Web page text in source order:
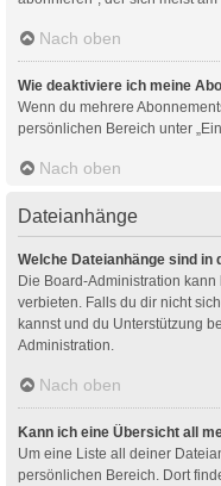
Nach oben
Wie deaktiviere ich meine
Wenn du mehrere
persönlichen Bereich unter
Nach oben
Dateianhänge
Welche Dateianhänge sind in
Die Board-Administration
verbieten. Falls du dir nicht
kannst und du Unterstützung
Administration.
Nach oben
Kann ich eine Übersicht all
Um eine Liste all deiner
persönlichen Bereich. Dort